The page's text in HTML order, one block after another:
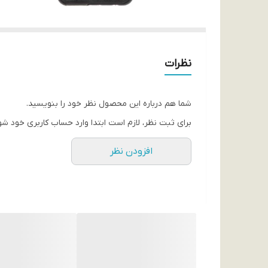
نظرات
شما هم درباره این محصول نظر خود را بنویسید.
برای ثبت نظر، لازم است ابتدا وارد حساب کاربری خود
افزودن نظر